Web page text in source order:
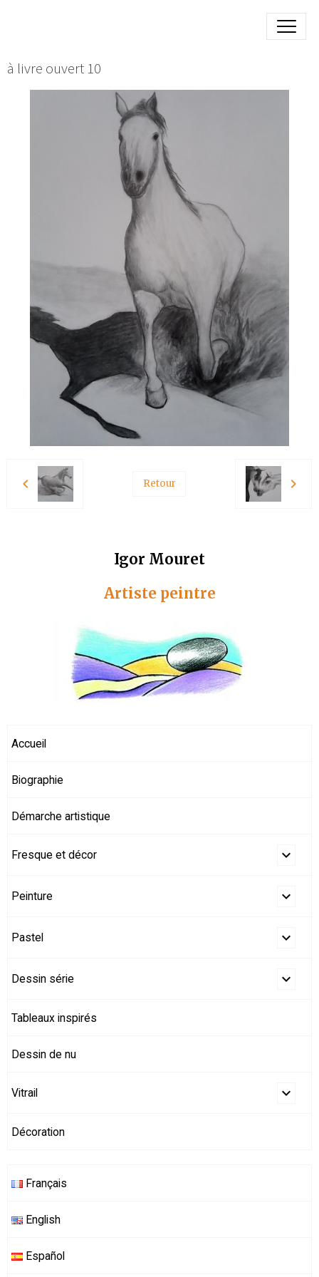
à livre ouvert 10
Retour
Igor Mouret
Artiste peintre
Accueil
Biographie
Démarche artistique
Fresque et décor
Peinture
Pastel
Dessin série
Tableaux inspirés
Dessin de nu
Vitrail
Décoration
Français
English
Español